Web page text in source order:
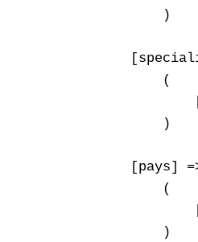
        )
        (
        )
[pays]
        (
        )